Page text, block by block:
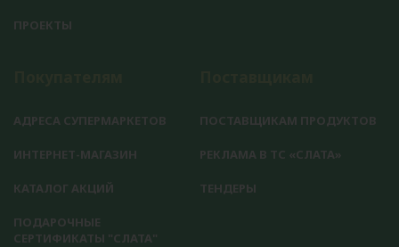
ПРОЕКТЫ
АДРЕСА СУПЕРМАРКЕТОВ
ИНТЕРНЕТ-МАГАЗИН
КАТАЛОГ АКЦИЙ
ПОДАРОЧНЫЕ
СЕРТИФИКАТЫ "СЛАТА"
ПОСТАВЩИКАМ ПРОДУКТОВ
РЕКЛАМА В ТС «СЛАТА»
ТЕНДЕРЫ